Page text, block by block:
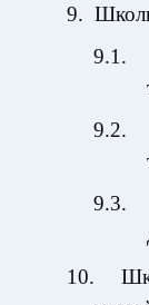
9.
9.1.
9.2.
9.3.
10.